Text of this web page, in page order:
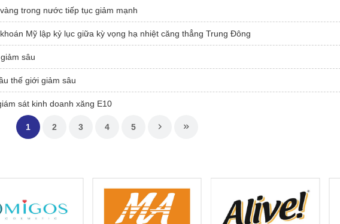
trong nước tiếp tục giảm mạnh
Mỹ lập kỷ lục giữa kỳ vọng hạ nhiệt căng thẳng Trung Đông
sâu
thế giới giảm sâu
sát kinh doanh xăng E10
1 2 3 4 5